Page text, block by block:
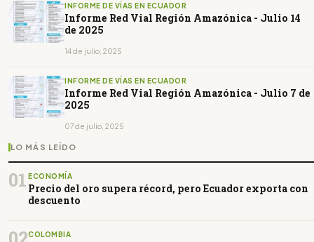
INFORME DE VÍAS EN ECUADOR
Informe Red Vial Región Amazónica - Julio 14
de 2025
14 de julio, 2025
INFORME DE VÍAS EN ECUADOR
Informe Red Vial Región Amazónica - Julio 7 de
2025
07 de julio, 2025
LO MÁS LEÍDO
01 ECONOMÍA
Precio del oro supera récord, pero Ecuador exporta con
descuento
COLOMBIA